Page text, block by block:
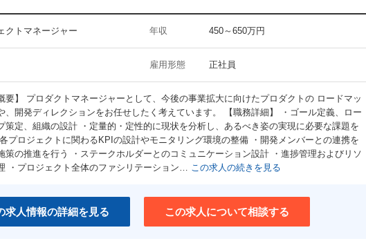
アクセス解析
食堂あり 禁煙オフィス
ィスがきれい 駅5分以内
活躍の職場 30代活躍の職場
ーツジム有り ユニークな職場
クトマネージャー 年収 450～650万円
雇用形態 正社員
要】 プロダクトマネージャーとして、今後の事業拡大に向けたプロダクトの ロードマッ
、開発ディレクションをお任せしたく考えています。 【職務詳細】 ・ゴール定義、ロー
策定、組織の設計 ・定量的・定性的に現状を分析し、あるべき姿の実現に必要な課題を
プロジェクトに関わるKPIの設計やモニタリング環境の整備 ・開発メンバーとの連携を
策の推進を行う ・ステークホルダーとのコミュニケーション設計 ・進捗管理およびリソ
・プロジェクト全体のファシリテーション… この求人の続きを見る
求人情報の詳細を見る この求人について相談する